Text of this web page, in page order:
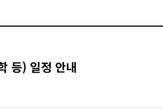
등) 일정 안내